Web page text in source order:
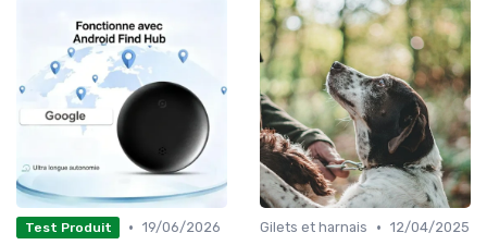
Test Produit • 19/06/2026
Gilets et harnais • 12/04/2025